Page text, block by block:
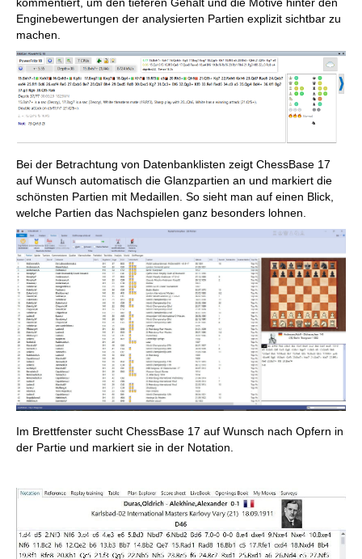
Enginebewertungen der analysierten Partien explizit sichtbar zu
machen.
Bei der Betrachtung von Datenbanklisten zeigt ChessBase 17
auf Wunsch automatisch die Glanzpartien an und markiert die
schönsten Partien mit Medaillen. So sieht man auf einen Blick,
welche Partien das Nachspielen ganz besonders lohnen.
Im Brettfenster sucht ChessBase 17 auf Wunsch nach Opfern in
der Partie und markiert sie in der Notation.